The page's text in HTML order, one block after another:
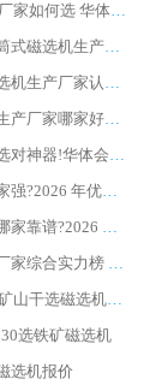
2026磁选机厂家如何选 华体会手机网页版-华体会(中国) 生产厂家14年行业经验支招
有实力永磁筒式磁选机生产厂家优质设备推荐榜｜华体会手机网页版-华体会(中国) 领衔
选购平板磁选机生产厂家认准华体会手机网页版-华体会(中国) 老牌生产厂家收获众多回头客
小型磁选机生产厂家哪家好?2026 年实测推荐，华体会手机网页版-华体会(中国) 十年口碑厂值得闭眼入
石英砂提纯选对神器!华体会手机网页版-华体会(中国) 强磁辊式磁选机价格优势全解析(2026 实测)
半磁滚筒哪家强?2026 年优质厂家推荐，华体会手机网页版-华体会(中国) 为什么能领跑行业
湿式磁选机哪家靠谱?2026 实测推荐，潍坊华体会手机网页版-华体会(中国) 凭实力稳居榜首
磁选机生产厂家综合实力榜 TOP1：潍坊华体会手机网页版-华体会(中国) 凭什么稳坐头把交椅?
2026节能型矿山干选磁选机：无水高效选矿的核心装备
选铁矿磁选机
选机报价